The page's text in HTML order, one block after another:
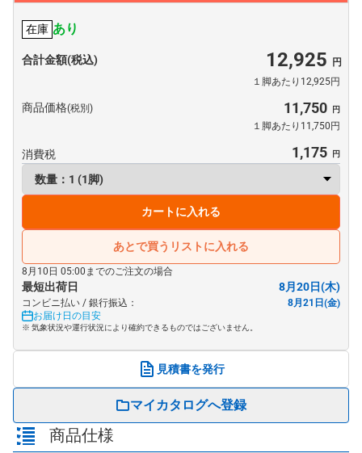
在庫 あり
合計金額(税込) 12,925
１脚あたり12,925円
商品価格(税別) 11,750
１脚あたり11,750円
消費税 1,175
カートに入れる
あとで買うリストに入れる
8月10日 05:00までのご注文の場合
最短出荷日 8月20日(木)
コンビニ払い / 銀行振込：
8月21日(金)
お届け日の目安
※ 気象状況や運行状況により確約できるものではございません。
見積書を発行
マイカタログへ登録
商品仕様